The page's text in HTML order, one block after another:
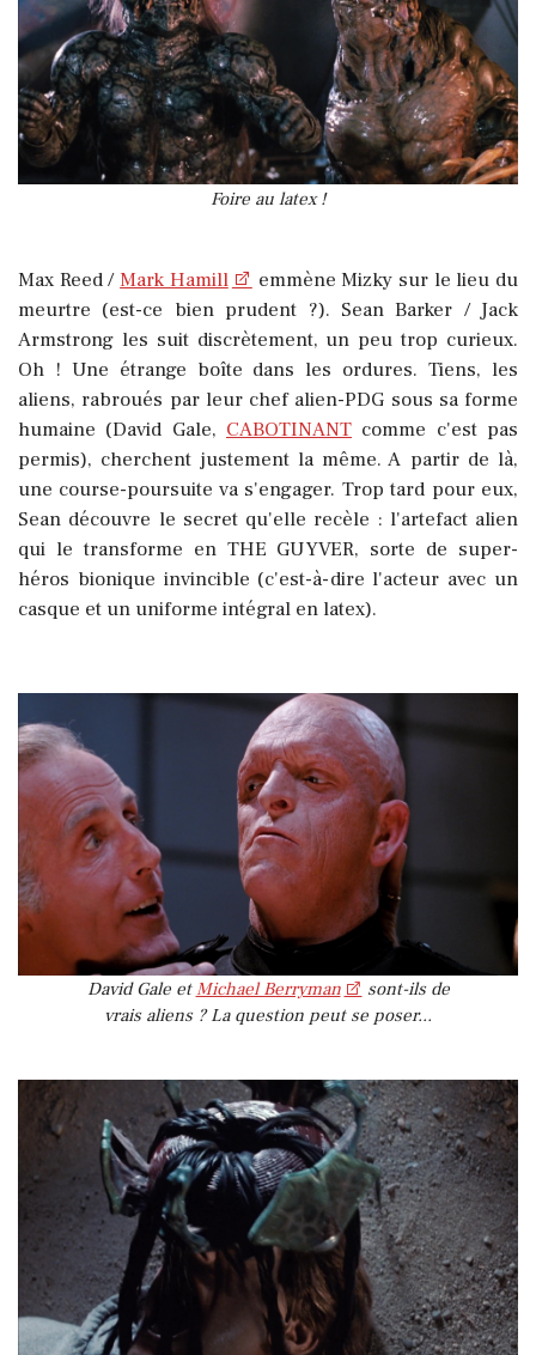
Foire au latex !
Max Reed / Mark Hamill
emmène Mizky sur le lieu du
meurtre (est-ce bien prudent ?). Sean Barker / Jack
Armstrong les suit discrètement, un peu trop curieux.
Oh ! Une étrange boîte dans les ordures. Tiens, les
aliens, rabroués par leur chef alien-PDG sous sa forme
humaine (David Gale, CABOTINANT comme c'est pas
permis), cherchent justement la même. A partir de là,
une course-poursuite va s'engager. Trop tard pour eux,
Sean découvre le secret qu'elle recèle : l'artefact alien
qui le transforme en THE GUYVER, sorte de super-
héros bionique invincible (c'est-à-dire l'acteur avec un
casque et un uniforme intégral en latex).
David Gale etMichael Berryman
sont-ils de
vrais aliens ? La question peut se poser...